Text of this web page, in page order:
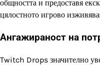
общността и предоставя
цялостното игрово
Ангажираност на
Twitch Drops значително